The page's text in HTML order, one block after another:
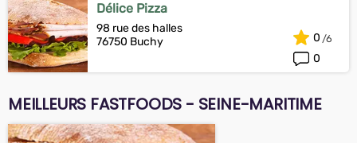
Délice Pizza
98 rue des halles
76750 Buchy
0
0
MEILLEURS FASTFOODS - SEINE-MARITIME